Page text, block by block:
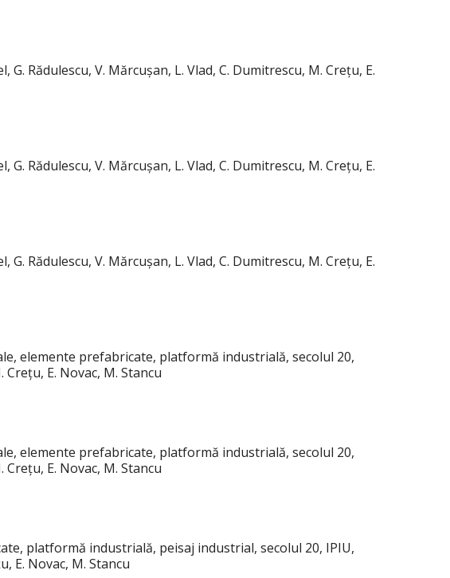
Rădulescu, V. Mărcușan, L. Vlad, C. Dumitrescu, M. Crețu, E.
Rădulescu, V. Mărcușan, L. Vlad, C. Dumitrescu, M. Crețu, E.
Rădulescu, V. Mărcușan, L. Vlad, C. Dumitrescu, M. Crețu, E.
elemente prefabricate, platformă industrială, secolul 20,
Crețu, E. Novac, M. Stancu
elemente prefabricate, platformă industrială, secolul 20,
Crețu, E. Novac, M. Stancu
platformă industrială, peisaj industrial, secolul 20, IPIU,
E. Novac, M. Stancu